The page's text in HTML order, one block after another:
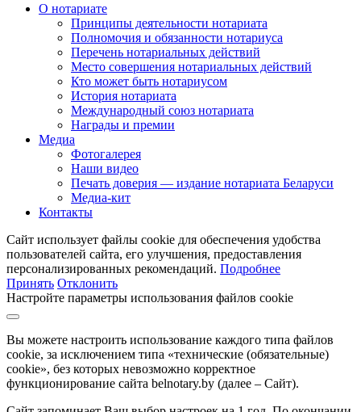
О нотариате
Принципы деятельности нотариата
Полномочия и обязанности нотариуса
Перечень нотариальных действий
Место совершения нотариальных действий
Кто может быть нотариусом
История нотариата
Международный союз нотариата
Награды и премии
Медиа
Фотогалерея
Наши видео
Печать доверия — издание нотариата Беларуси
Медиа-кит
Контакты
Сайт использует файлы cookie для обеспечения удобства
пользователей сайта, его улучшения, предоставления
персонализированных рекомендаций. Подробнее
Принять Отклонить
Настройте параметры использования файлов cookie
Вы можете настроить использование каждого типа файлов
cookie, за исключением типа «технические (обязательные)
cookie», без которых невозможно корректное
функционирование сайта belnotary.by (далее – Сайт).